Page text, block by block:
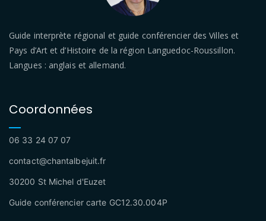
Guide interprète régional et guide conférencier des Villes et
Pays d’Art et d’Histoire de la région Languedoc-Roussillon.
Langues : anglais et allemand.
Coordonnées
06 33 24 07 07
contact@chantalbejuit.fr
30200 St Michel d'Euzet
Guide conférencier carte GC12.30.004P